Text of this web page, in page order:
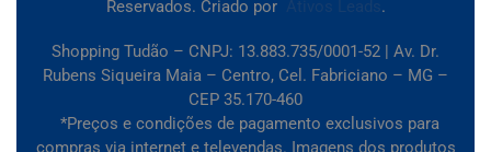
Reservados. Criado por
.
Shopping Tudão – CNPJ: 13.883.735/0001-52 | Av. Dr.
Rubens Siqueira Maia – Centro, Cel. Fabriciano – MG –
CEP 35.170-460
*Preços e condições de pagamento exclusivos para
compras via internet e televendas. Imagens dos produtos